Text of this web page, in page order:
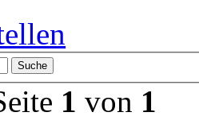
1 von 1